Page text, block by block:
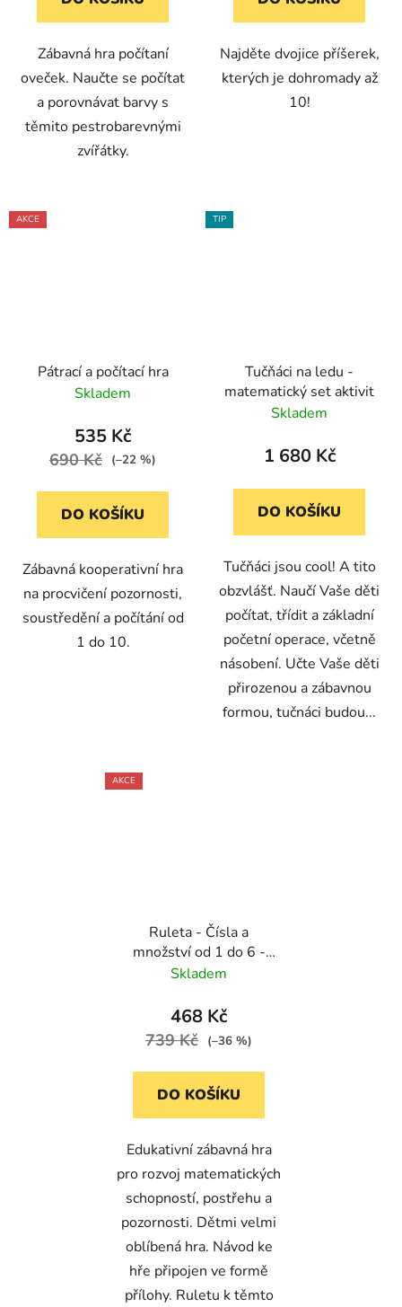
Zábavná hra počítaní
oveček. Naučte se počítat
a porovnávat barvy s
těmito pestrobarevnými
zvířátky.
Najděte dvojice příšerek,
kterých je dohromady až
10!
AKCE
Pátrací a počítací hra
Skladem
535 Kč
690 Kč (–22 %)
DO KOŠÍKU
Zábavná kooperativní hra
na procvičení pozornosti,
soustředění a počítání od
1 do 10.
TIP
Tučňáci na ledu -
matematický set aktivit
Skladem
1 680 Kč
DO KOŠÍKU
Tučňáci jsou cool! A tito
obzvlášť. Naučí Vaše děti
počítat, třídit a základní
početní operace, včetně
násobení. Učte Vaše děti
přirozenou a zábavnou
formou, tučnáci budou...
AKCE
Ruleta - Čísla a
množství od 1 do 6 -
120 žetonů
Skladem
468 Kč
739 Kč (–36 %)
DO KOŠÍKU
Edukativní zábavná hra
pro rozvoj matematických
schopností, postřehu a
pozornosti. Dětmi velmi
oblíbená hra. Návod ke
hře připojen ve formě
přílohy. Ruletu k těmto